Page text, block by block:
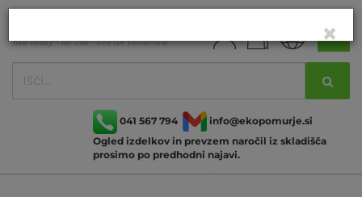
041 567 794
info@ekopomurje.si
Ogled izdelkov in prevzem naročil iz skladišča
prosimo po predhodni najavi.